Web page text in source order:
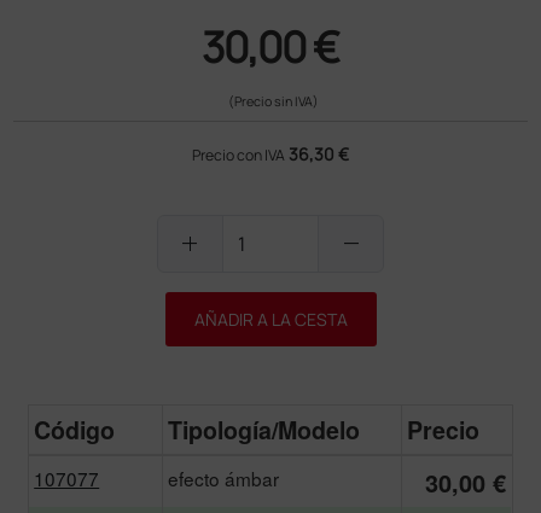
30,00 €
(Precio sin IVA)
Precio con IVA 36,30 €
add remove
AÑADIR A LA CESTA
Código Tipología/Modelo Precio
107077 efecto ámbar 30,00 €